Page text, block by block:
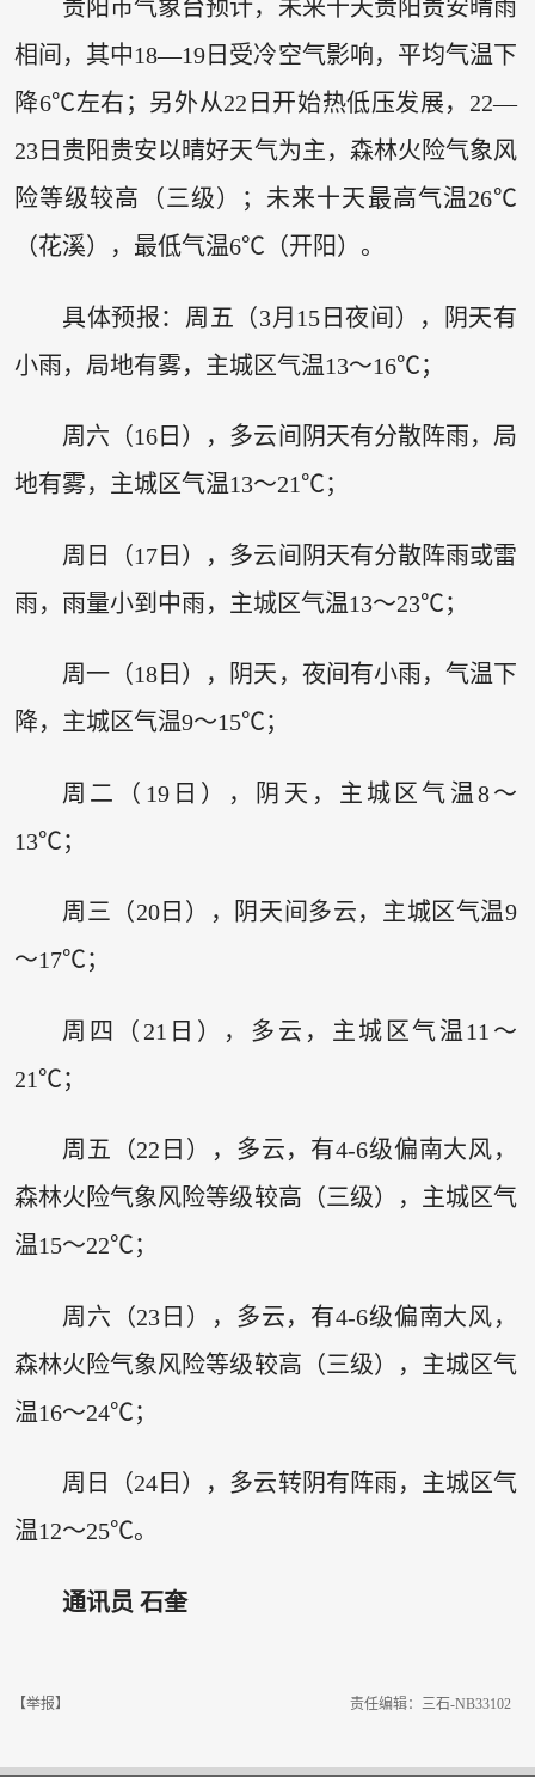
贵阳市气象台预计，未来十天贵阳贵安晴雨
相间，其中18—19日受冷空气影响，平均气温下
降6℃左右；另外从22日开始热低压发展，22—
23日贵阳贵安以晴好天气为主，森林火险气象风
险等级较高（三级）；未来十天最高气温26℃
（花溪），最低气温6℃（开阳）。
具体预报：周五（3月15日夜间），阴天有
小雨，局地有雾，主城区气温13～16℃；
周六（16日），多云间阴天有分散阵雨，局
地有雾，主城区气温13～21℃；
周日（17日），多云间阴天有分散阵雨或雷
雨，雨量小到中雨，主城区气温13～23℃；
周一（18日），阴天，夜间有小雨，气温下
降，主城区气温9～15℃；
周二（19日），阴天，主城区气温8～
13℃；
周三（20日），阴天间多云，主城区气温9
～17℃；
周四（21日），多云，主城区气温11～
21℃；
周五（22日），多云，有4-6级偏南大风，
森林火险气象风险等级较高（三级），主城区气
温15～22℃；
周六（23日），多云，有4-6级偏南大风，
森林火险气象风险等级较高（三级），主城区气
温16～24℃；
周日（24日），多云转阴有阵雨，主城区气
温12～25℃。
通讯员 石奎
【举报】 责任编辑：三石-NB33102